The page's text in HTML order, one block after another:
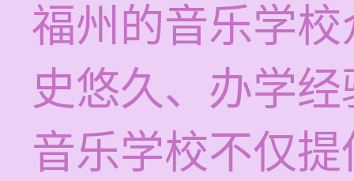
福州的音乐学
史悠久、办学
音乐学校不仅